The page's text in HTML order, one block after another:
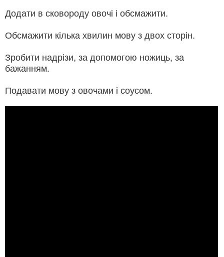
Додати в сковороду овочі і обсмажити.
Обсмажити кілька хвилин мову з двох сторін.
Зробити надрізи, за допомогою ножиць, за
бажанням.
Подавати мову з овочами і соусом.